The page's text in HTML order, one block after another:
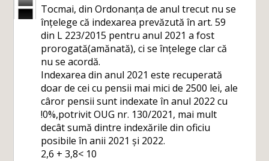
Tocmai, din Ordonanța de anul trecut nu se
înțelege că indexarea prevăzută în art. 59
din L 223/2015 pentru anul 2021 a fost
prorogată(amănată), ci se înțelege clar că
nu se acordă.
Indexarea din anul 2021 este recuperată
doar de cei cu pensii mai mici de 2500 lei, ale
câror pensii sunt indexate în anul 2022 cu
!0%,potrivit OUG nr. 130/2021, mai mult
decât sumă dintre indexările din oficiu
posibile în anii 2021 și 2022.
2,6 + 3,8< 10